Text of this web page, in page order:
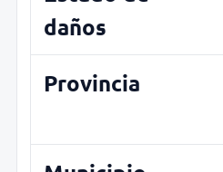
daños
Provincia